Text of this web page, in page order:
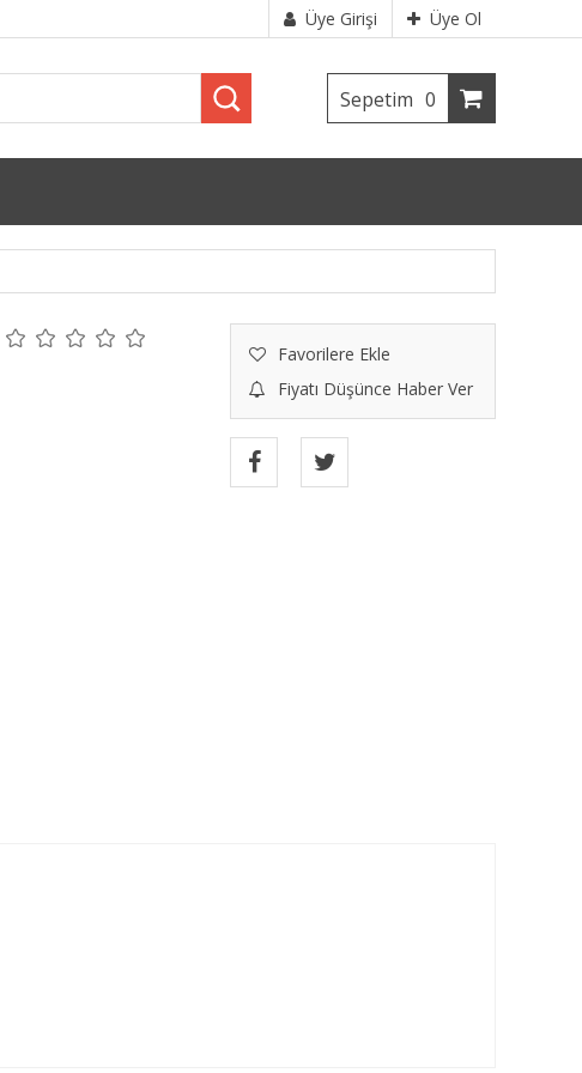
Üye Girişi Üye Ol
Sepetim 0
Favorilere Ekle
Fiyatı Düşünce Haber Ver